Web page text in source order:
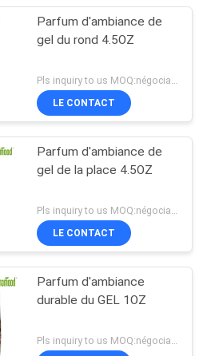
Parfum d'ambiance de
gel du rond 4.5OZ
Pls inquiry to us MOQ:négociation
LE CONTACT
Parfum d'ambiance de
gel de la place 4.5OZ
LE CONTACT
Parfum d'ambiance
durable du GEL 1OZ